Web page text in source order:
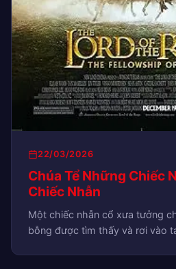
22/03/2026
Chúa Tể Những Chiếc
Chiếc Nhẫn
Một chiếc nhẫn cổ xưa tưởng
bỗng được tìm thấy và rơi vào